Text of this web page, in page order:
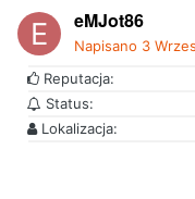
eMJot86
Napisano 3
Reputacja:
Status:
Lokalizacja: